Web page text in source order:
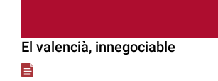
El valencià, innegociable